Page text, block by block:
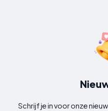
Schrijf je in voor onze